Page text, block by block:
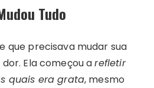
Tudo
que precisava mudar sua
Ela começou arefletir
quais era grata, mesmo